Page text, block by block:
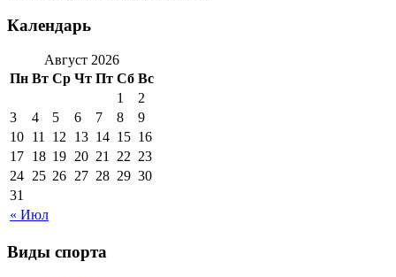
Календарь
Август 2026
Пн Вт Ср Чт Пт Сб Вс
« Июл
1
2
3
4 5 6 7 8
9
10 11 12 13 14 15 16
17 18 19 20 21 22 23
24 25 26 27 28 29 30
31
Виды спорта